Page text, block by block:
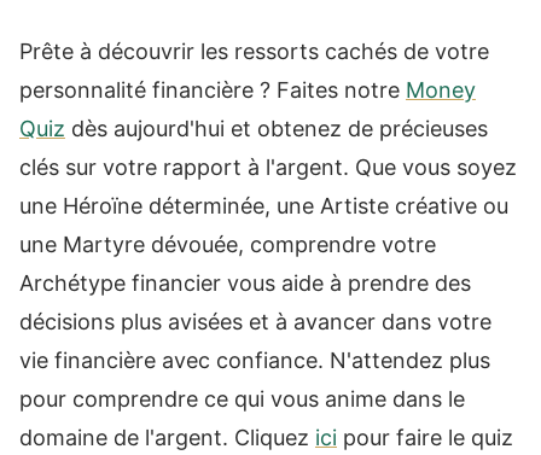
Prête à découvrir les ressorts cachés de votre
personnalité financière ? Faites notre Money
Quiz dès aujourd'hui et obtenez de précieuses
clés sur votre rapport à l'argent. Que vous soyez
une Héroïne déterminée, une Artiste créative ou
une Martyre dévouée, comprendre votre
Archétype financier vous aide à prendre des
décisions plus avisées et à avancer dans votre
vie financière avec confiance. N'attendez plus
pour comprendre ce qui vous anime dans le
domaine de l'argent. Cliquez ici pour faire le quiz